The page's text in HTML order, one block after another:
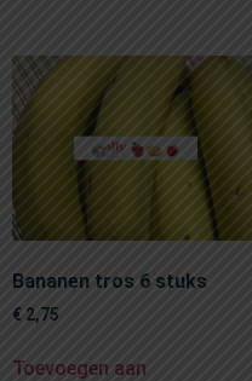
Bananen tros 6 stuks
€ 2,75
Toevoegen aan